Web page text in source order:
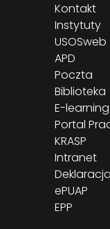
Kontakt
Instytuty
USOSweb
APD
Poczta
Biblioteka
E-learning
Portal
KRASP
Intranet
ePUAP
EPP